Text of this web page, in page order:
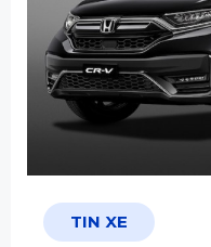
TIN XE